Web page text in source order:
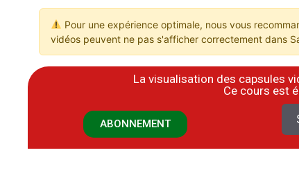
Pour une expérience optimale, nous vous
vidéos peuvent ne pas s'afficher correctement dans
La visualisation des capsules
​Ce cours est
ABONNEMENT